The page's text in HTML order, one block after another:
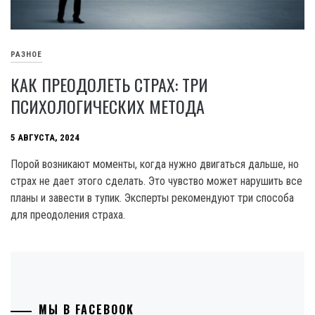
РАЗНОЕ
КАК ПРЕОДОЛЕТЬ СТРАХ: ТРИ
ПСИХОЛОГИЧЕСКИХ МЕТОДА
5 АВГУСТА, 2024
Порой возникают моменты, когда нужно двигаться дальше, но
страх не дает этого сделать. Это чувство может нарушить все
планы и завести в тупик. Эксперты рекомендуют три способа
для преодоления страха.
МЫ В FACEBOOK